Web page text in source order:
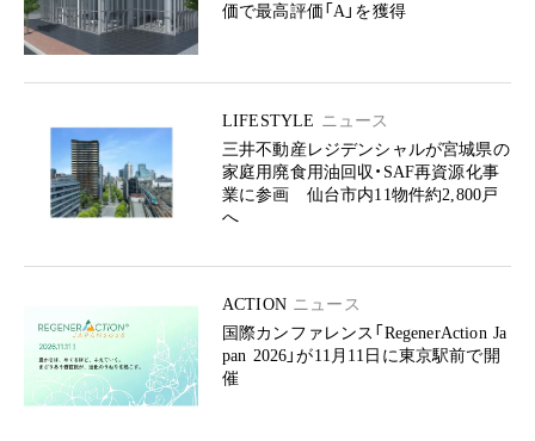
価で最高評価「A」を獲得
LIFESTYLE ニュース
三井不動産レジデンシャルが宮城県の
家庭用廃食用油回収・SAF再資源化事
業に参画 仙台市内11物件約2,800戸
へ
ACTION ニュース
国際カンファレンス「RegenerAction Ja
pan 2026」が11月11日に東京駅前で開
催